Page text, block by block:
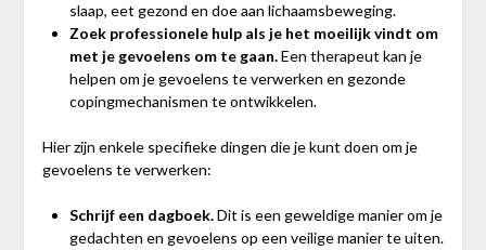
slaap, eet gezond en doe aan lichaamsbeweging.
Zoek professionele hulp als je het moeilijk vindt om
met je gevoelens om te gaan.Een therapeut kan je
helpen om je gevoelens te verwerken en gezonde
copingmechanismen te ontwikkelen.
Hier zijn enkele specifieke dingen die je kunt doen om je
gevoelens te verwerken:
Schrijf een dagboek.Dit is een geweldige manier om je
gedachten en gevoelens op een veilige manier te uiten.